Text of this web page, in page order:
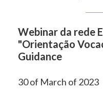
Webinar da rede
"Orientação
Guidance
30 of March of 2023